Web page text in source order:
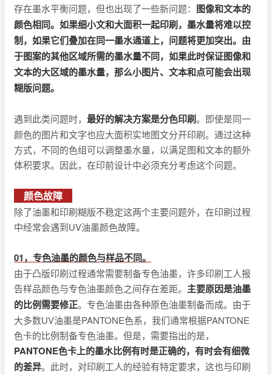
存在墨水平衡问题，但也出现了一些新问题： 图像和文本的
颜色相同。如果细小文和大面积一起印刷，墨水量将难以控
制，如果它们叠加在同一墨水通道上，问题将更加突出。由
于图案的其他区域所需的墨水量不同，如果此时保证图像和
文本的大区域的墨水量，那么小图片、文本和点可能会出现
糊版问题。
遇到此类问题时， 最好的解决方案是分色印刷。即使是同一
颜色的图片和文字也应大面积实地图文分开印刷。通过这种
方式，不同的色组可以调整墨水量，以满足图和文本的额外
体积要求。因此，在印前设计中必须充分考虑这个问题。
颜色故障
除了油墨和印刷糊版不稳定这两个主要问题外，在印刷过程
中经常会遇到UV油墨颜色故障。
01，专色油墨的颜色与样品不同。
由于凸版印刷过程通常需要制备专色油墨，许多印刷工人报
告样品颜色与专色油墨颜色之间存在差距。 主要原因是油墨
的比例需要修正。专色油墨由各种原色油墨制备而成。由于
大多数UV油墨是PANTONE色系，我们通常根据PANTONE
色卡的比例制备专色油墨。但是，需要指出的是，
PANTONE色卡上的墨水比例有时是正确的，有时会有细微
的差异。此时，对印刷工人的经验有特定要求，这也与印刷